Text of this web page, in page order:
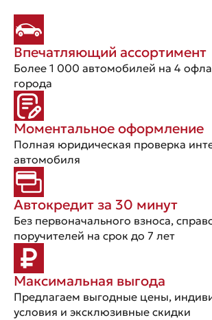
Впечатляющий ассортимент
Более 1 000 автомобилей на 4
города
Моментальное оформление
Полная юридическая проверка
автомобиля
Автокредит за 30 минут
Без первоначального взноса,
поручителей на срок до 7 лет
Максимальная выгода
Предлагаем выгодные цены,
условия и эксклюзивные скидки